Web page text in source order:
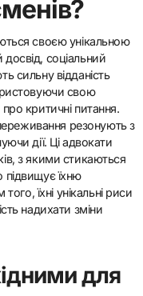
відчуттю єдності та
значущим змінам у
своєю унікальною
свою
критичні питання.